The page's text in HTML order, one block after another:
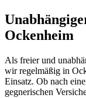
Ockenheim
Als freier und
wir regelmäßig in
Einsatz. Ob nach
gegnerischen